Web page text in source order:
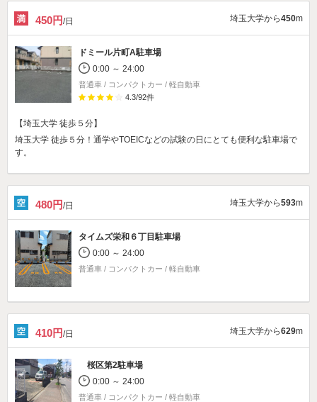
450円/日 埼玉大学から450m
ドミール片町A駐車場
0:00 ～ 24:00
普通車 / コンパクトカー / 軽自動車
4.3/92件
【埼玉大学 徒歩５分】
埼玉大学 徒歩５分！通学やTOEICなどの試験の日にとても便利な駐車場で
す。
480円/日 埼玉大学から593m
タイムズ栄和６丁目駐車場
0:00 ～ 24:00
普通車 / コンパクトカー / 軽自動車
410円/日 埼玉大学から629m
桜区第2駐車場
0:00 ～ 24:00
普通車 / コンパクトカー / 軽自動車